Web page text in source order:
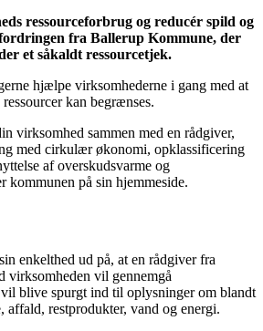
ressourceforbrug og reducér spild og
fra Ballerup Kommune, der
et såkaldt ressourcetjek.
hjælpe virksomhederne i gang med at
kan begrænses.
virksomhed sammen med en rådgiver,
med cirkulær økonomi, opklassificering
af overskudsvarme og
kommunen på sin hjemmeside.
enkelthed ud på, at en rådgiver fra
virksomheden vil gennemgå
blive spurgt ind til oplysninger om blandt
affald, restprodukter, vand og energi.